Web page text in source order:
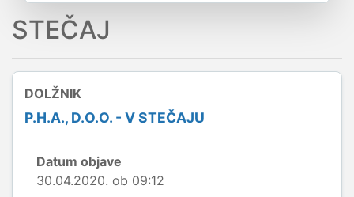
STEČAJ
DOLŽNIK
P.H.A., D.O.O. - V STEČAJU
Datum objave
30.04.2020. ob 09:12